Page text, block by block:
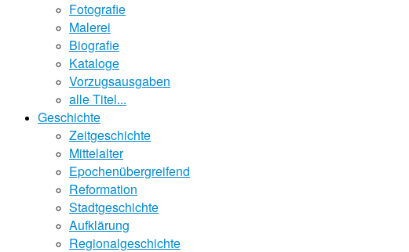
Fotografie
Malerei
Biografie
Kataloge
Vorzugsausgaben
alle Titel...
Geschichte
Zeitgeschichte
Mittelalter
Epochenübergreifend
Reformation
Stadtgeschichte
Aufklärung
Regionalgeschichte